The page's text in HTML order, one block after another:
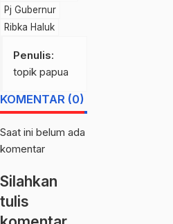
Pj Gubernur
Ribka Haluk
Penulis:
topik papua
KOMENTAR (0)
Saat ini belum ada
komentar
Silahkan
tulis